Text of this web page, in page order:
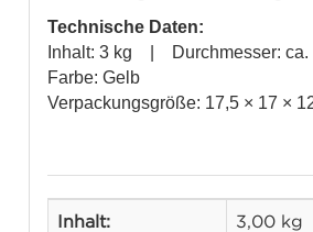
Technische Daten:
Inhalt: 3 kg | Durchmesser:
Farbe: Gelb
Verpackungsgröße: 17,5 × 17 ×
Inhalt: 3,00 kg